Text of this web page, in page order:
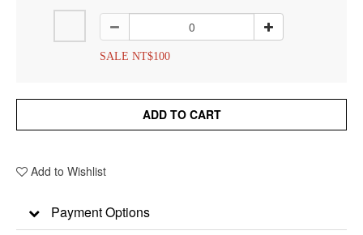
SALE NT$100
ADD TO CART
Add to Wishlist
Payment Options